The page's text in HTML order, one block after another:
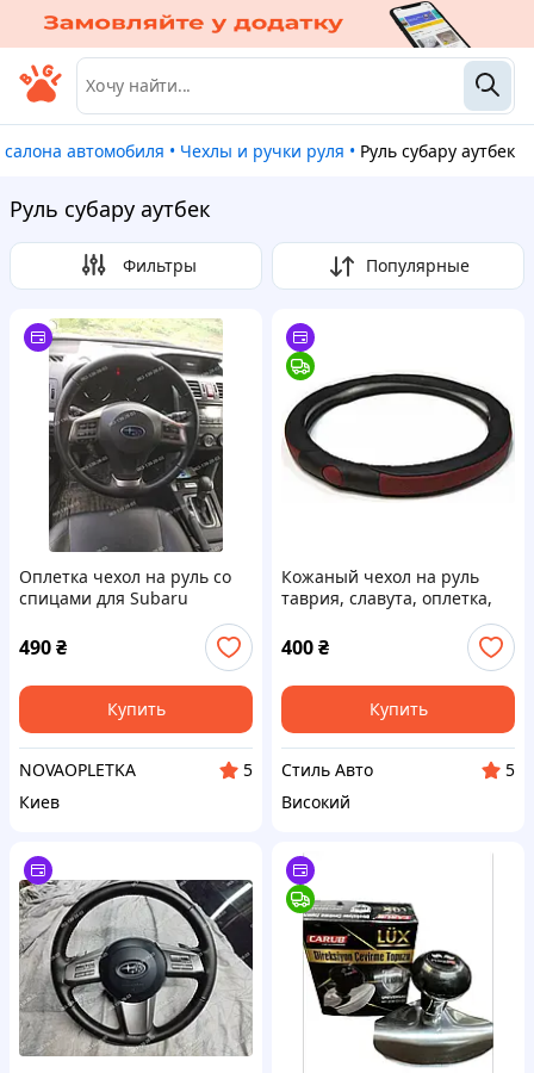
салона автомобиля • Чехлы и ручки руля • Руль субару аутбек
Руль субару аутбек
Фильтры Популярные
Оплетка чехол на руль со
спицами для Subaru
Outback B14 2012 / Субару
Аутбек
490₴
Купить
NOVAOPLETKA
5
Киев
Кожаный чехол на руль
таврия, славута, оплетка,
400₴
Купить
Стиль Авто
5
Високий